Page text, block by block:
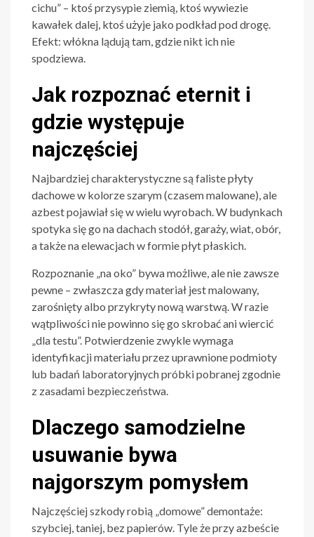
cichu” – ktoś przysypie ziemią, ktoś wywiezie
kawałek dalej, ktoś użyje jako podkład pod drogę.
Efekt: włókna lądują tam, gdzie nikt ich nie
spodziewa.
Jak rozpoznać eternit i
gdzie występuje
najczęściej
Najbardziej charakterystyczne są faliste płyty
dachowe w kolorze szarym (czasem malowane), ale
azbest pojawiał się w wielu wyrobach. W budynkach
spotyka się go na dachach stodół, garaży, wiat, obór,
a także na elewacjach w formie płyt płaskich.
Rozpoznanie „na oko” bywa możliwe, ale nie zawsze
pewne – zwłaszcza gdy materiał jest malowany,
zarośnięty albo przykryty nową warstwą. W razie
wątpliwości nie powinno się go skrobać ani wiercić
„dla testu”. Potwierdzenie zwykle wymaga
identyfikacji materiału przez uprawnione podmioty
lub badań laboratoryjnych próbki pobranej zgodnie
z zasadami bezpieczeństwa.
Dlaczego samodzielne
usuwanie bywa
najgorszym pomysłem
Najczęściej szkody robią „domowe” demontaże:
szybciej, taniej, bez papierów. Tyle że przy azbeście